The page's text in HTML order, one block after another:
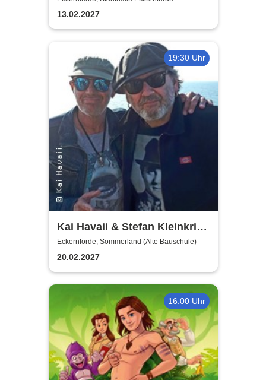
Hits & Bestseller Lesung live!
13.02.2027
19:30 Uhr
Kai Havaii & Stefan Kleinkrieg
- Extrabreit - Hart wie
Marmelade
Eckernförde, Sommerland (Alte Bauschule)
20.02.2027
16:00 Uhr